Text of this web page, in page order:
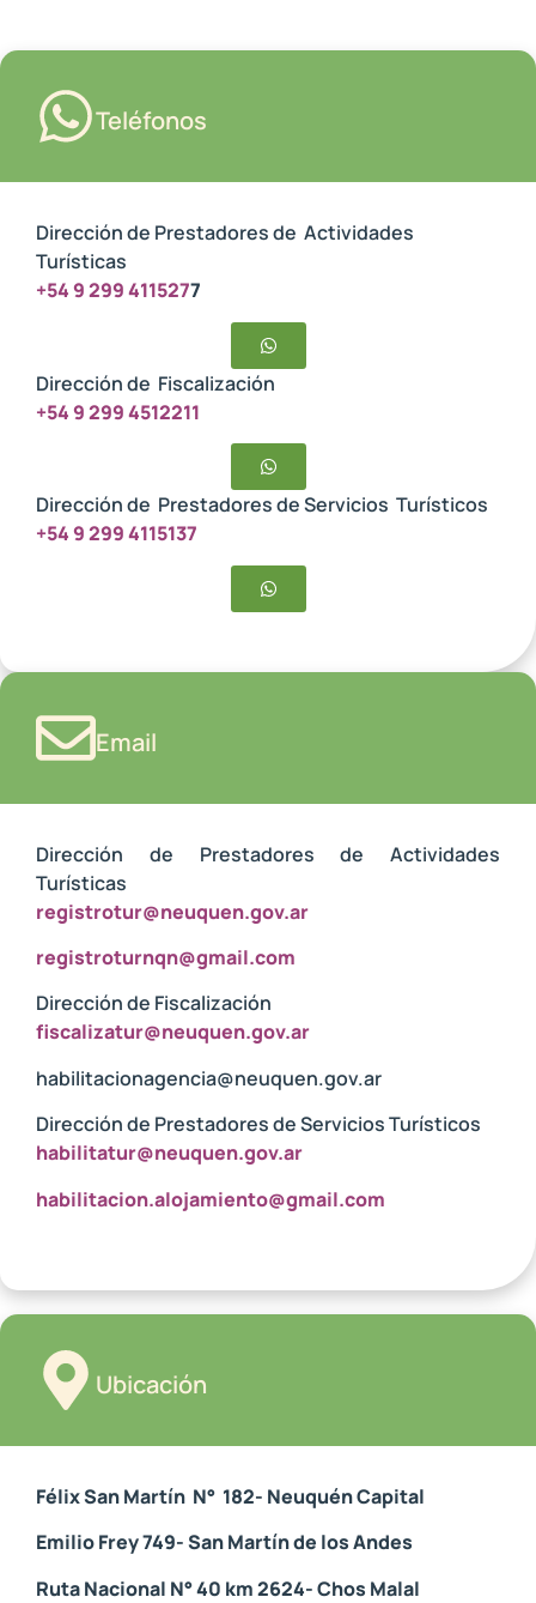
Teléfonos
Dirección de Prestadores de Actividades
Turísticas
+54 9 299 4115277
Dirección de Fiscalización
+54 9 299 4512211
Dirección de Prestadores de Servicios Turísticos
+54 9 299 4115137
Email
Dirección de Prestadores de Actividades
Turísticas
registrotur@neuquen.gov.ar
registroturnqn@gmail.com
Dirección de Fiscalización
fiscalizatur@neuquen.gov.ar
habilitacionagencia@neuquen.gov.ar
Dirección de Prestadores de Servicios Turísticos
habilitatur@neuquen.gov.ar
habilitacion.alojamiento@gmail.com
Ubicación
Félix San Martín N° 182- Neuquén Capital
Emilio Frey 749- San Martín de los Andes
Ruta Nacional N° 40 km 2624- Chos Malal